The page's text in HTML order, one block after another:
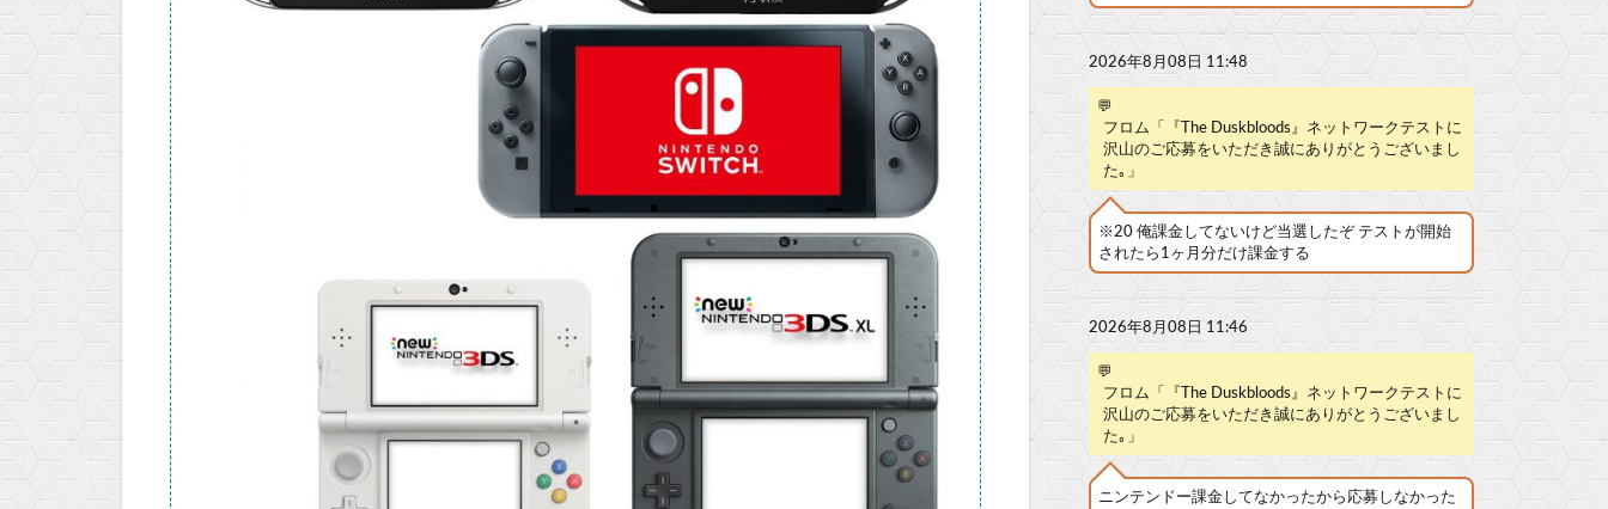
2026年8月08日 11:48
💬
フロム「『The Duskbloods』ネットワークテストに
沢山のご応募をいただき誠にありがとうございまし
た｡」
※20 俺課金してないけど当選したぞ テストが開始
されたら1ヶ月分だけ課金する
2026年8月08日 11:46
💬
フロム「『The Duskbloods』ネットワークテストに
沢山のご応募をいただき誠にありがとうございまし
た｡」
ニンテンドー課金してなかったから応募しなかった